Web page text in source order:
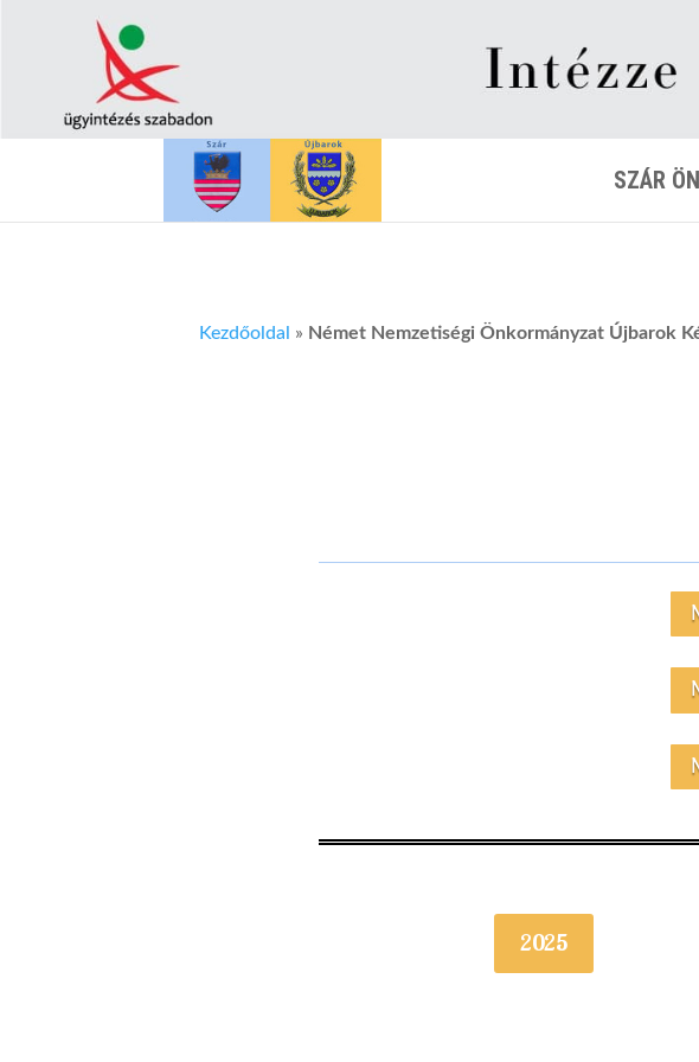
SZÁR
Kezdőoldal » Német Nemzetiségi Önkormányzat Újbarok
2025